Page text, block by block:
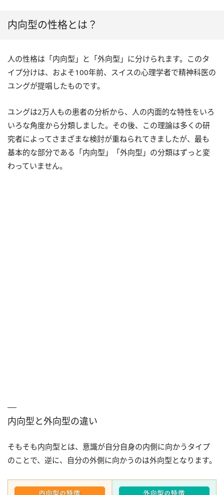
内向型の性格とは？
人の性格は「内向型」と「外向型」に分けられます。このタ
イプ分けは、およそ100年前、スイスの心理学者で精神科医の
ユングが提唱したものです。
ユングは2万人もの患者の分析から、人の内面的な特性をいろ
いろな角度から分類しました。その後、この理論は多くの研
究者によってさまざまな検討が重ねられてきましたが、最も
基本的な部分である「内向型」「外向型」の分類はずっと変
わっていません。
内向型と外向型の違い
そもそも内向型とは、意識が自分自身の内側に向かうタイプ
のことで、逆に、自分の外側に向かうのは外向型となります。